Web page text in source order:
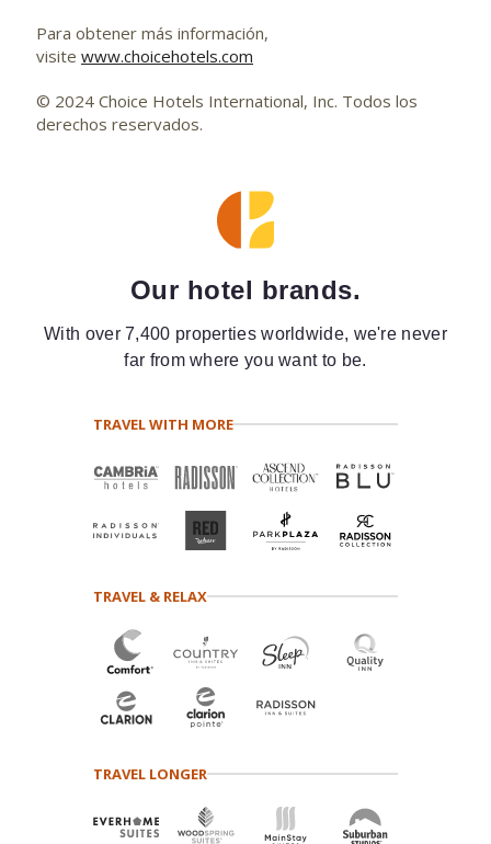
Para obtener más información,
visite www.choicehotels.com
© 2024 Choice Hotels International, Inc. Todos los
derechos reservados.
Our hotel brands.
With over 7,400 properties worldwide, we're never
far from where you want to be.
TRAVEL WITH MORE
TRAVEL & RELAX
TRAVEL LONGER